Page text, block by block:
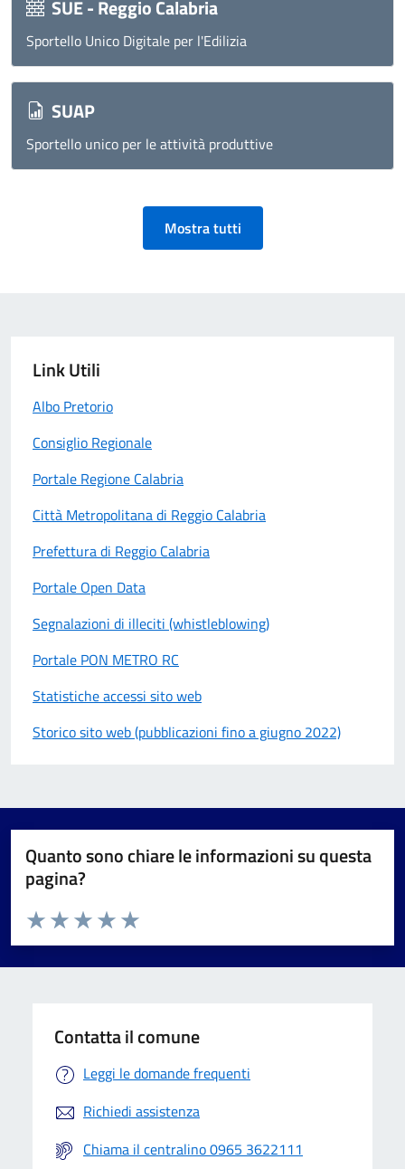
SUE - Reggio Calabria
Sportello Unico Digitale per l'Edilizia
SUAP
Sportello unico per le attività produttive
Mostra tutti
Link Utili
Albo Pretorio
Consiglio Regionale
Portale Regione Calabria
Città Metropolitana di Reggio Calabria
Prefettura di Reggio Calabria
Portale Open Data
Segnalazioni di illeciti (whistleblowing)
Portale PON METRO RC
Statistiche accessi sito web
Storico sito web (pubblicazioni fino a giugno 2022)
Quanto sono chiare le informazioni su questa
pagina?
Valuta da 1 a 5 stelle la pagina
Valuta 5 stelle su 5
Valuta 4 stelle su 5
Valuta 3 stelle su 5
Valuta 2 stelle su 5
Valuta 1 stelle su 5
Contatta il comune
Leggi le domande frequenti
Richiedi assistenza
Chiama il centralino 0965 3622111